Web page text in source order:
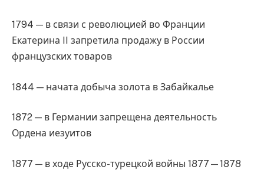
1794 — в связи с революцией во Франции
Екатерина II запретила продажу в России
французских товаров
1844 — начата добыча золота в Забайкалье
1872 — в Германии запрещена деятельность
Ордена иезуитов
1877 — в ходе Русско-турецкой войны 1877—1878